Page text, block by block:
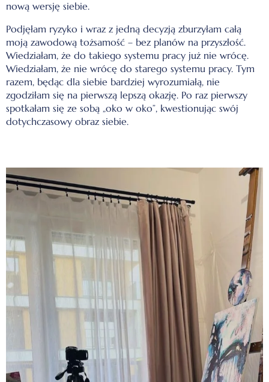
nową wersję siebie.
Podjęłam ryzyko i wraz z jedną decyzją zburzyłam całą
moją zawodową tożsamość – bez planów na przyszłość.
Wiedziałam, że do takiego systemu pracy już nie wrócę.
Wiedziałam, że nie wrócę do starego systemu pracy. Tym
razem, będąc dla siebie bardziej wyrozumiałą, nie
zgodziłam się na pierwszą lepszą okazję. Po raz pierwszy
spotkałam się ze sobą „oko w oko”, kwestionując swój
dotychczasowy obraz siebie.